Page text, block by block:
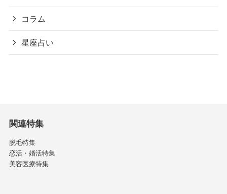
コラム
星座占い
関連特集
脱毛特集
恋活・婚活特集
美容医療特集